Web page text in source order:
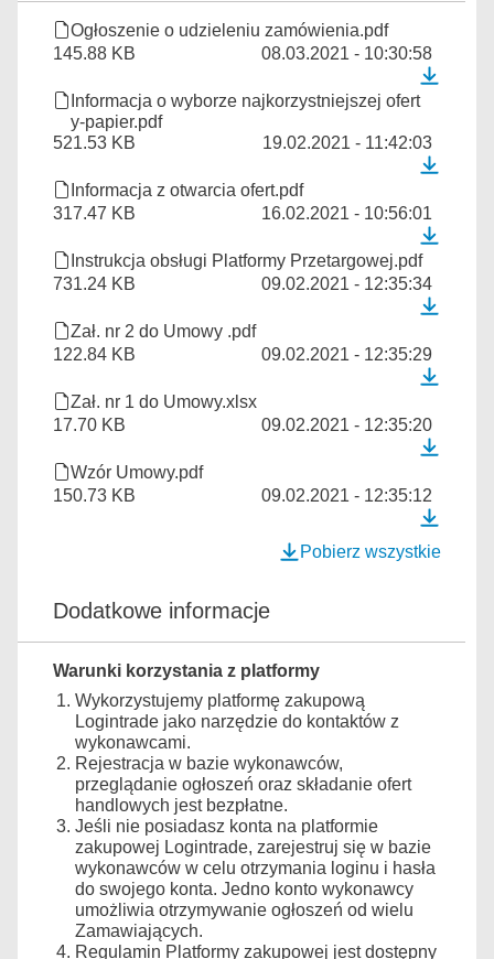
Ogłoszenie o udzieleniu zamówienia.pdf
145.88 KB
08.03.2021 - 10:30:58
Informacja o wyborze najkorzystniejszej ofert
y-papier.pdf
521.53 KB
19.02.2021 - 11:42:03
Informacja z otwarcia ofert.pdf
317.47 KB
16.02.2021 - 10:56:01
Instrukcja obsługi Platformy Przetargowej.pdf
731.24 KB
09.02.2021 - 12:35:34
Zał. nr 2 do Umowy .pdf
122.84 KB
09.02.2021 - 12:35:29
Zał. nr 1 do Umowy.xlsx
17.70 KB
09.02.2021 - 12:35:20
Wzór Umowy.pdf
150.73 KB
09.02.2021 - 12:35:12
Pobierz wszystkie
Dodatkowe informacje
Warunki korzystania z platformy
Wykorzystujemy platformę zakupową
Logintrade jako narzędzie do kontaktów z
wykonawcami.
Rejestracja w bazie wykonawców,
przeglądanie ogłoszeń oraz składanie ofert
handlowych jest bezpłatne.
Jeśli nie posiadasz konta na platformie
zakupowej Logintrade, zarejestruj się w bazie
wykonawców w celu otrzymania loginu i hasła
do swojego konta. Jedno konto wykonawcy
umożliwia otrzymywanie ogłoszeń od wielu
Zamawiających.
Regulamin Platformy zakupowej jest dostępny